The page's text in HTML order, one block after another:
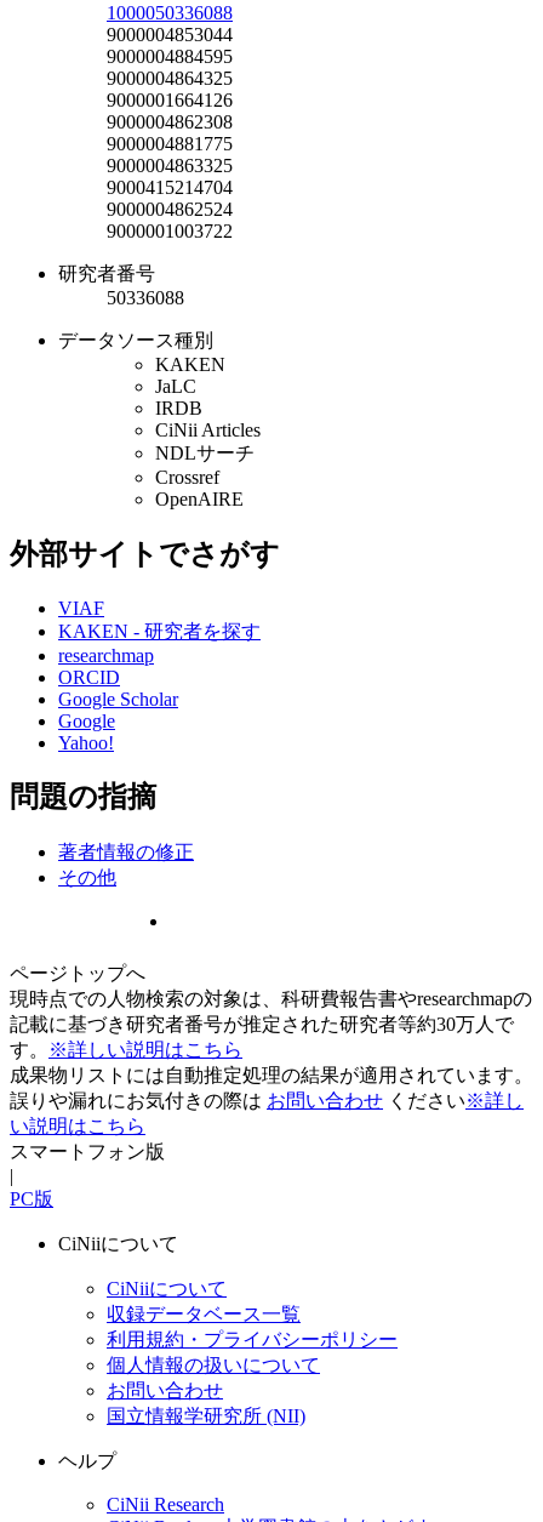
1000050336088
9000004853044
9000004884595
9000004864325
9000001664126
9000004862308
9000004881775
9000004863325
9000415214704
9000004862524
9000001003722
研究者番号
50336088
データソース種別
KAKEN
JaLC
IRDB
CiNii Articles
NDLサーチ
Crossref
OpenAIRE
外部サイトでさがす
VIAF
KAKEN - 研究者を探す
researchmap
ORCID
Google Scholar
Google
Yahoo!
問題の指摘
著者情報の修正
その他
ページトップへ
現時点での人物検索の対象は、科研費報告書やresearchmapの
記載に基づき研究者番号が推定された研究者等約30万人で
す。
※詳しい説明はこちら
成果物リストには自動推定処理の結果が適用されています。
誤りや漏れにお気付きの際は お問い合わせ ください※詳し
い説明はこちら
スマートフォン版
|
PC版
CiNiiについて
CiNiiについて
収録データベース一覧
利用規約・プライバシーポリシー
個人情報の扱いについて
お問い合わせ
国立情報学研究所 (NII)
ヘルプ
CiNii Research